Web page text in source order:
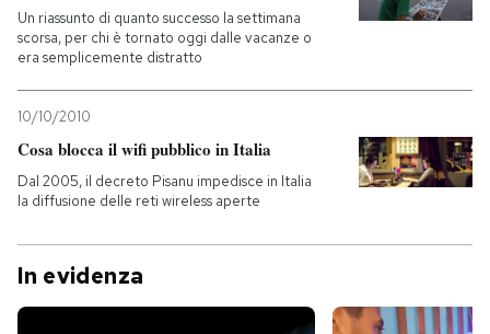
Un riassunto di quanto successo la settimana
scorsa, per chi è tornato oggi dalle vacanze o
era semplicemente distratto
10/10/2010
Cosa blocca il wifi pubblico in Italia
Dal 2005, il decreto Pisanu impedisce in Italia
la diffusione delle reti wireless aperte
In evidenza